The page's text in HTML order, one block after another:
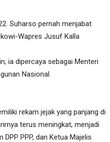
Suharso pernah menjabat
Wapres Jusuf Kalla
ia dipercaya sebagai Menteri
Nasional.
rekam jejak yang panjang di
terus meningkat, menjadi
DPP PPP, dan Ketua Majelis